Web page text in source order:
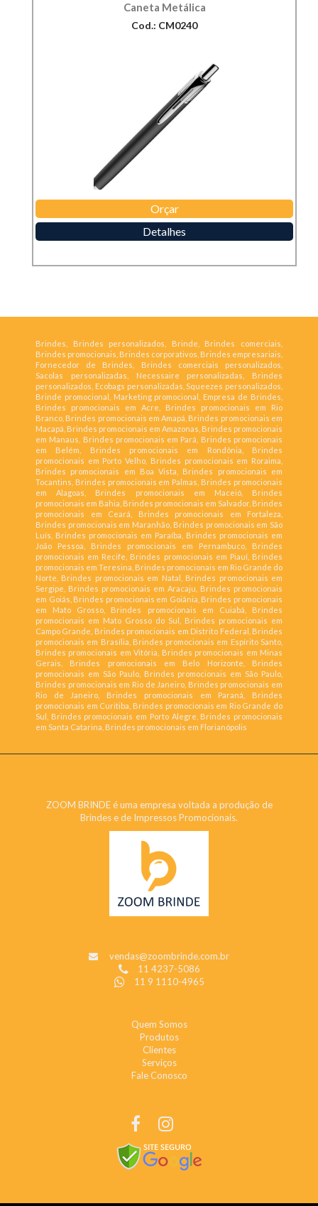
Caneta Metálica
Cod.: CM0240
Orçar
Detalhes
Brindes, Brindes personalizados, Brinde, Brindes comerciais,
Brindes promocionais, Brindes corporativos, Brindes empresariais,
Fornecedor de Brindes, Brindes comerciais personalizados,
Sacolas personalizadas, Necessaire personalizadas, Brindes
personalizados, Ecobags personalizadas, Squeezes personalizados,
Brinde promocional, Marketing promocional, Empresa de Brindes,
Brindes promocionais em Acre, Brindes promocionais em Rio
Branco, Brindes promocionais em Amapá, Brindes promocionais em
Macapá, Brindes promocionais em Amazonas, Brindes promocionais
em Manaus, Brindes promocionais em Pará, Brindes promocionais
em Belém, Brindes promocionais em Rondônia, Brindes
promocionais em Porto Velho, Brindes promocionais em Roraima,
Brindes promocionais em Boa Vista, Brindes promocionais em
Tocantins, Brindes promocionais em Palmas, Brindes promocionais
em Alagoas, Brindes promocionais em Maceió, Brindes
promocionais em Bahia, Brindes promocionais em Salvador, Brindes
promocionais em Ceará, Brindes promocionais em Fortaleza,
Brindes promocionais em Maranhão, Brindes promocionais em São
Luís, Brindes promocionais em Paraíba, Brindes promocionais em
João Pessoa, Brindes promocionais em Pernambuco, Brindes
promocionais em Recife, Brindes promocionais em Piauí, Brindes
promocionais em Teresina, Brindes promocionais em Rio Grande do
Norte, Brindes promocionais em Natal, Brindes promocionais em
Sergipe, Brindes promocionais em Aracaju, Brindes promocionais
em Goiás, Brindes promocionais em Goiânia, Brindes promocionais
em Mato Grosso, Brindes promocionais em Cuiabá, Brindes
promocionais em Mato Grosso do Sul, Brindes promocionais em
Campo Grande, Brindes promocionais em Distrito Federal, Brindes
promocionais em Brasília, Brindes promocionais em Espírito Santo,
Brindes promocionais em Vitória, Brindes promocionais em Minas
Gerais, Brindes promocionais em Belo Horizonte, Brindes
promocionais em São Paulo, Brindes promocionais em São Paulo,
Brindes promocionais em Rio de Janeiro, Brindes promocionais em
Rio de Janeiro, Brindes promocionais em Paraná, Brindes
promocionais em Curitiba, Brindes promocionais em Rio Grande do
Sul, Brindes promocionais em Porto Alegre, Brindes promocionais
em Santa Catarina, Brindes promocionais em Florianópolis
ZOOM BRINDE é uma empresa voltada a produção de
Brindes e de Impressos Promocionais.
vendas@zoombrinde.com.br
11 4237-5086
11 9 1110-4965
Quem Somos
Produtos
Clientes
Serviços
Fale Conosco